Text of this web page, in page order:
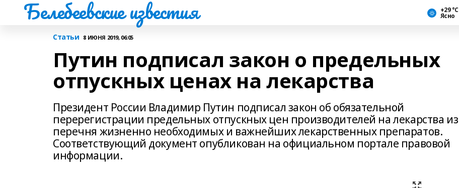
Белебеевские известия +29 °С
Ясно
Статьи 8 ИЮНЯ 2019, 06:05
Путин подписал закон о предельных
отпускных ценах на лекарства
Президент России Владимир Путин подписал закон об обязательной
перерегистрации предельных отпускных цен производителей на лекарства из
перечня жизненно необходимых и важнейших лекарственных препаратов.
Соответствующий документ опубликован на официальном портале правовой
информации.